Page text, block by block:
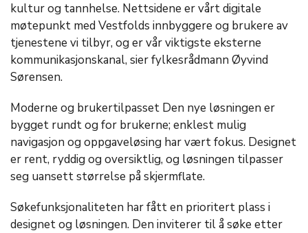
kultur og tannhelse. Nettsidene er vårt digitale
møtepunkt med Vestfolds innbyggere og brukere av
tjenestene vi tilbyr, og er vår viktigste eksterne
kommunikasjonskanal, sier fylkesrådmann Øyvind
Sørensen.
Moderne og brukertilpasset Den nye løsningen er
bygget rundt og for brukerne; enklest mulig
navigasjon og oppgaveløsing har vært fokus. Designet
er rent, ryddig og oversiktlig, og løsningen tilpasser
seg uansett størrelse på skjermflate.
Søkefunksjonaliteten har fått en prioritert plass i
designet og løsningen. Den inviterer til å søke etter